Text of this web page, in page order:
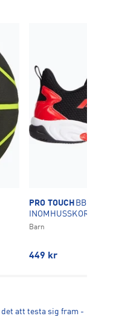
PRO TOUCH BB SLAM
INOMHUSSKOR
Barn
449 kr
att testa sig fram -